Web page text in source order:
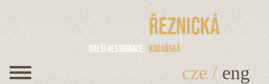
Řeznická
Další restaurace Kodaňská
cze / eng